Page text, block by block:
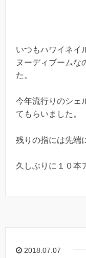
いつもハワイネイ
ヌーディブームな
た。
今年流行りのシェ
てもらいました。
残りの指には先端
久しぶりに１０本
2018.07.07